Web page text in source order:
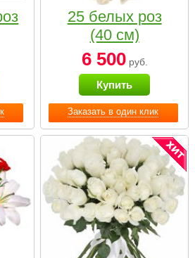
Заказать в один клик
25 белых роз
(40 см)
6 500руб.
Купить